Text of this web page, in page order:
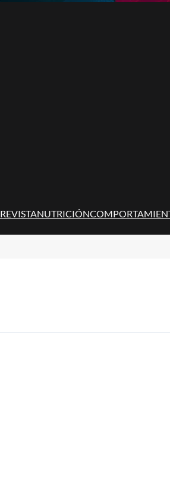
REVISTANUTRICIÓN